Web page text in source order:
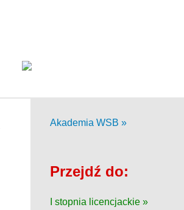
Akademia WSB »
Przejdź do:
I stopnia licencjackie »